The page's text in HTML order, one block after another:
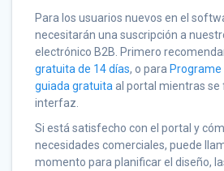
Para los usuarios nuevos en el
necesitarán una suscripción a
electrónico B2B. Primero
gratuita de 14 días, o para Programe
guiada gratuita al portal mientras se
interfaz.
Si está satisfecho con el portal y
necesidades comerciales, puede
momento para planificar el diseño,